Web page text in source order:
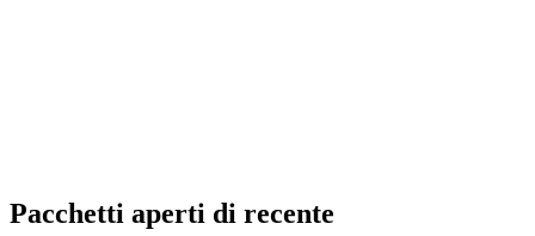
Pacchetti aperti di recente